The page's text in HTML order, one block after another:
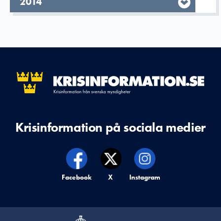
Krisinformation på sociala medier
Krisinformation på,
Facebook Krisinformation på,
X Krisinformation på,
Instagram